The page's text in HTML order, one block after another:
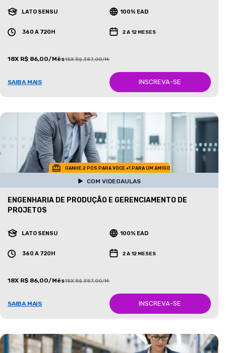
LATO SENSU 100% EAD
360 A 720H 2 A 12 MESES
18X R$ 86,00/Mês18X R$ 387,00/Mês
SAIBA MAIS INSCREVA-SE
GANHE 2 POS PARA VOCE +1 PARA UM AMIGO
COM VIDEOAULAS
ENGENHARIA DE PRODUÇÃO E GERENCIAMENTO DE
PROJETOS
LATO SENSU 100% EAD
360 A 720H 2 A 12 MESES
18X R$ 86,00/Mês18X R$ 387,00/Mês
SAIBA MAIS INSCREVA-SE